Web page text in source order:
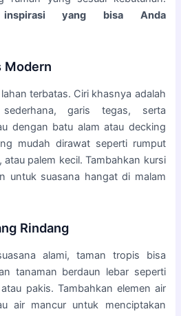
inspirasi yang bisa Anda
Modern
terbatas. Ciri khasnya adalah
sederhana, garis tegas, serta
dengan batu alam atau decking
mudah dirawat seperti rumput
palem kecil. Tambahkan kursi
untuk suasana hangat di malam
Rindang
alami, taman tropis bisa
tanaman berdaun lebar seperti
pakis. Tambahkan elemen air
air mancur untuk menciptakan